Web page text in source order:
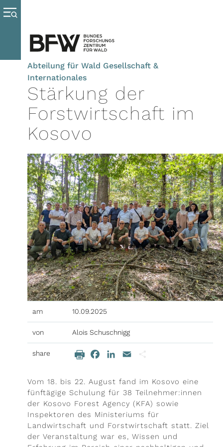
Adresse
Abteilung für Wald Gesellschaft &
Internationales
Stärkung der
Forstwirtschaft im
Kosovo
am 10.09.2025
von Alois Schuschnigg
share FacebookLinkedIn
Beitragsinhalt
Vom 18. bis 22. August fand im Kosovo eine
fünftägige Schulung für 38 Teilnehmer:innen
der Kosovo Forest Agency (KFA) sowie
Inspektoren des Ministeriums für
Landwirtschaft und Forstwirtschaft statt. Ziel
der Veranstaltung war es, Wissen und